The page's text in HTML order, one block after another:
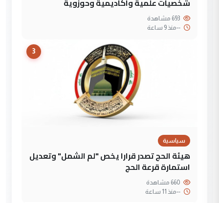
--منذ 9 ساعة
3
سياسية
هيئة الحج تصدر قرارا يخص "لم الشمل" وتعديل
استمارة قرعة الحج
--منذ 11 ساعة